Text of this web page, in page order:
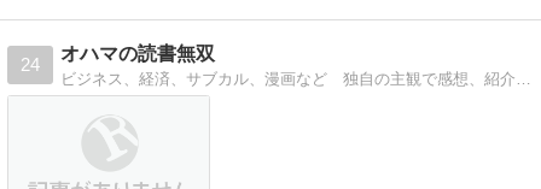
24
オハマの読書無双
ビジネス、経済、サブカル、漫画など 独自の主観で感想、紹介 たまに妄想あり